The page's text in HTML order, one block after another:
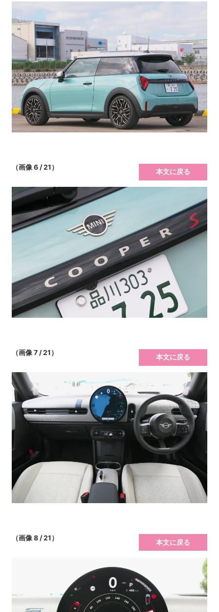
（画像 6 / 21）
本文に戻る
（画像 7 / 21）
本文に戻る
（画像 8 / 21）
本文に戻る